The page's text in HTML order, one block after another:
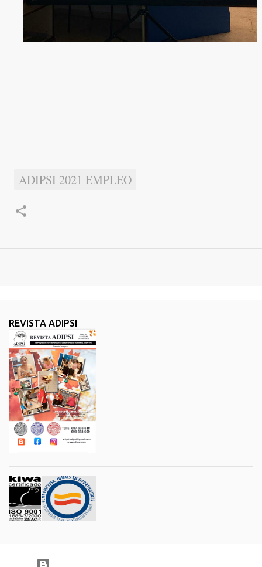
ADIPSI 2021 EMPLEO
REVISTA ADIPSI